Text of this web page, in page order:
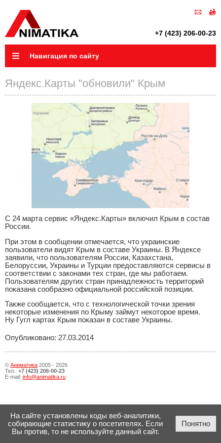
+7 (423) 206-00-23
Навигация по сайту
Яндекс.Карты "обновили" Крым
С 24 марта сервис «Яндекс.Карты» включил Крым в состав
России.
При этом в сообщении отмечается, что украинские
пользователи видят Крым в составе Украины. В Яндексе
заявили, что пользователям России, Казахстана,
Белоруссии, Украины и Турции предоставляются сервисы в
соответствии с законами тех стран, где мы работаем.
Пользователям других стран принадлежность территорий
показана сообразно официальной российской позиции.
Также сообщается, что с технологической точки зрения
некоторые изменения по Крыму займут некоторое время.
Ну Гугл картах Крым показан в составе Украины.
Опубликовано: 27.03.2014
© Аниматика 2005 - 2026
Тел.: +7 (423) 206-00-23
E-mail: info@animatika.ru
На сайте установлены коды веб-аналитики,
собирающие статистику о посетителях. Если
Вы против, то не используйте данный сайт.
Понятно